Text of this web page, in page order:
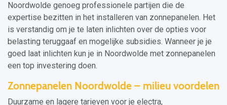
Noordwolde genoeg professionele partijen die de
expertise bezitten in het installeren van zonnepanelen. Het
is verstandig om je te laten inlichten over de opties voor
belasting teruggaaf en mogelijke subsidies. Wanneer je je
goed laat inlichten kun je in Noordwolde met zonnepanelen
een top investering doen.
Zonnepanelen Noordwolde – milieu voordelen
Duurzame en lagere tarieven voor je electra,